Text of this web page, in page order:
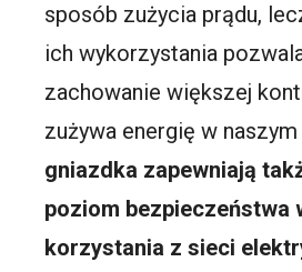
sposób zużycia prądu,
ich wykorzystania
zachowanie większej
zużywa energię w
gniazdka zapewniają
poziom bezpieczeństwa
korzystania z sieci